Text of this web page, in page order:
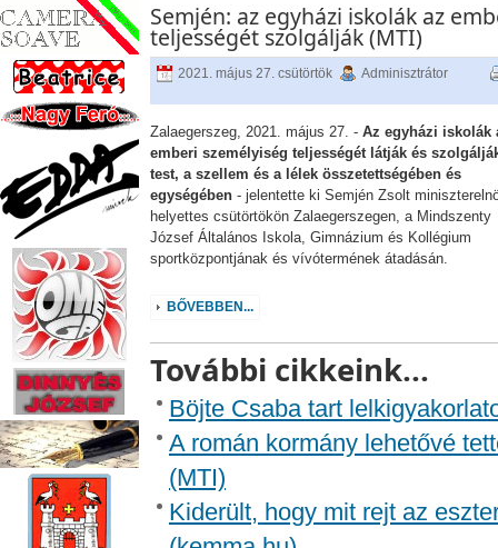
Semjén: az egyházi iskolák az
teljességét szolgálják (MTI)
2021. május 27. csütörtök Adminisztrátor
Zalaegerszeg, 2021. május 27. - Az egyházi iskolák
emberi személyiség teljességét látják és
test, a szellem és a lélek összetettségében és
egységében- jelentette ki Semjén Zsolt
helyettes csütörtökön Zalaegerszegen, a Mindszenty
József Általános Iskola, Gimnázium és Kollégium
sportközpontjának és vívótermének átadásán.
BŐVEBBEN...
További cikkeink...
Böjte Csaba tart
A román kormány lehetővé
(MTI)
Kiderült, hogy mit rejt az